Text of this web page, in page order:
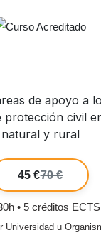
de apoyo a
protección civil
natural y rural
45 €70 €
• 5 créditos ECTS
Universidad u